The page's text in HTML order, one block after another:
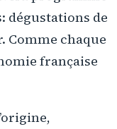
dégustations de
Comme chaque
française